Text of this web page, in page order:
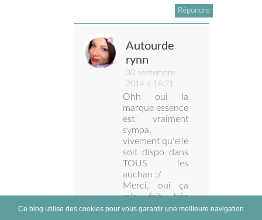
Répondre
Autourde
rynn
30 septembre
2014 à 16:21
Ohh oui la
marque essence
est vraiment
sympa,
vivement qu'elle
soit dispo dans
TOUS les
auchan :/
Merci, oui ça
m'a fait très
plaisir d'être en
Ce blog utilise des cookies pour vous garantir une meilleure navigation